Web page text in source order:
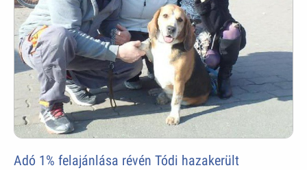
Adó 1% felajánlása révén Tódi hazakerült